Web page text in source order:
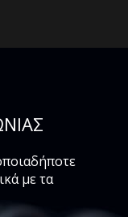
με τα